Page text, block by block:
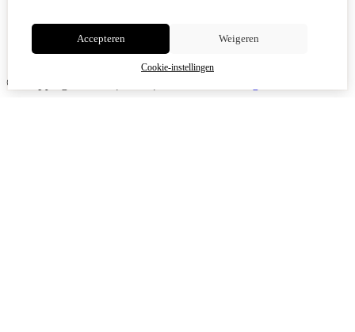
© Copyright 2026
Accepteren Weigeren
Cookie-instellingen